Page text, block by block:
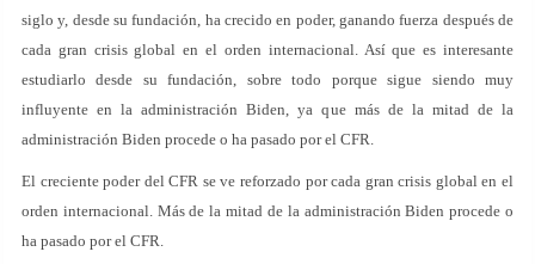
siglo y, desde su fundación, ha crecido en poder, ganando fuerza después de
cada gran crisis global en el orden internacional. Así que es interesante
estudiarlo desde su fundación, sobre todo porque sigue siendo muy
influyente en la administración Biden, ya que más de la mitad de la
administración Biden procede o ha pasado por el CFR.
El creciente poder del CFR se ve reforzado por cada gran crisis global en el
orden internacional. Más de la mitad de la administración Biden procede o
ha pasado por el CFR.